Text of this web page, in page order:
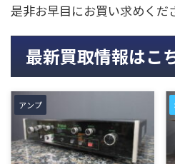
是非お早目にお買い求めくだ
最新買取情報はこ
アンプ